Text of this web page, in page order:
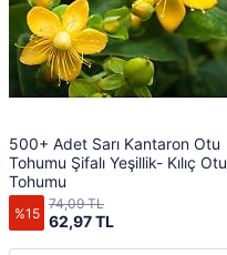
500+ Adet Sarı Kantaron Otu
Tohumu Şifalı Yeşillik- Kılıç Otu
Tohumu
%15 62,97 TL
74,09 TL